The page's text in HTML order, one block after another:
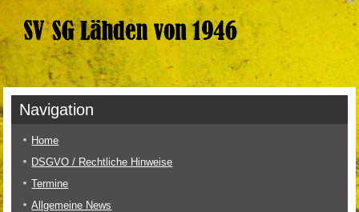
Navigation
Home
DSGVO / Rechtliche Hinweise
Termine
Allgemeine News